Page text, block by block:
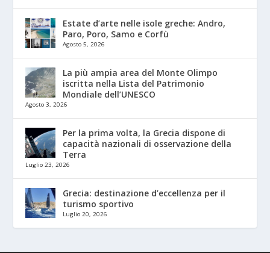
Estate d’arte nelle isole greche: Andro,
Paro, Poro, Samo e Corfù
Agosto 5, 2026
La più ampia area del Monte Olimpo
iscritta nella Lista del Patrimonio
Mondiale dell’UNESCO
Agosto 3, 2026
Per la prima volta, la Grecia dispone di
capacità nazionali di osservazione della
Terra
Luglio 23, 2026
Grecia: destinazione d’eccellenza per il
turismo sportivo
Luglio 20, 2026